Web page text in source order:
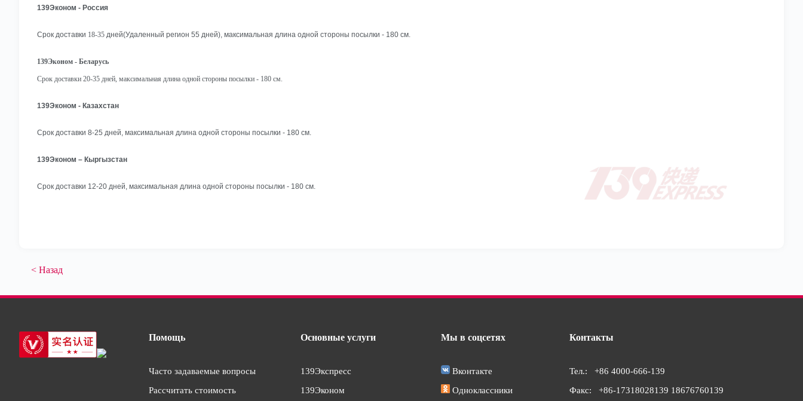
139Эконом - Россия
Cрок доставки 18-35 дней(Удаленный регион 55 дней), максимальная длина одной стороны посылки - 180 см.
139Эконом - Беларусь
Срок доставки 20-35 дней, максимальная длина одной стороны посылки - 180 см.
139Эконом - Казахстан
Срок доставки 8-25 дней, максимальная длина одной стороны посылки - 180 см.
139Эконом – Кыргызстан
Срок доставки 12-20 дней, максимальная длина одной стороны посылки - 180 см.
< Назад
Помощь
Часто задаваемые вопросы
Рассчитать стоимость
Основные услуги
139Экспресс
139Эконом
Мы в соцсетях
Вконтакте
Одноклассники
Контакты
Тел.: +86 4000-666-139
Факс: +86-17318028139 18676760139